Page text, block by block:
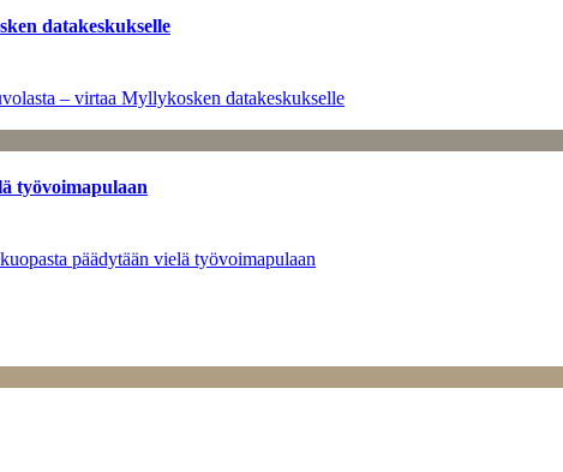
datakeskukselle
– virtaa Myllykosken datakeskukselle
työvoimapulaan
päädytään vielä työvoimapulaan